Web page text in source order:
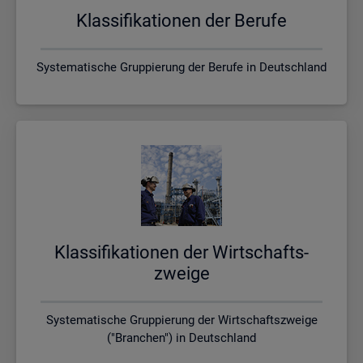
Klas­si­fi­ka­tio­nen der Be­ru­fe
Systematische Gruppierung der Berufe in Deutschland
Klas­si­fi­ka­tio­nen der Wirt­schafts­
zwei­ge
Systematische Gruppierung der Wirtschaftszweige
("Branchen") in Deutschland